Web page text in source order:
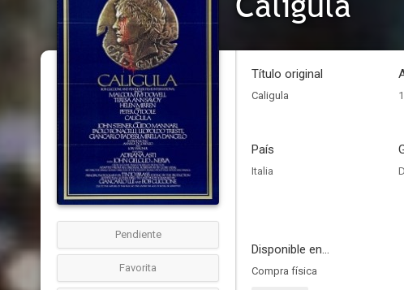
Pendiente
Favorita
Título original
Caligula
País
Italia
Disponible en...
Compra física